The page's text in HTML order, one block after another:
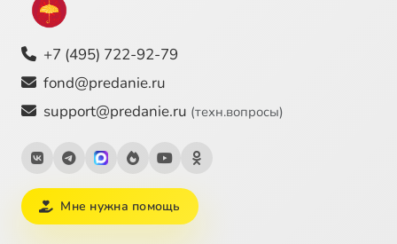
+7 (495) 722-92-79
fond@predanie.ru
support@predanie.ru (техн.вопросы)
Мне нужна помощь